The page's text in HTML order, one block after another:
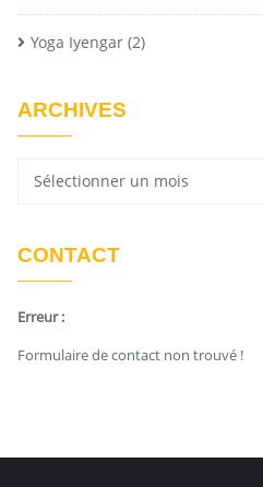
Yoga Iyengar (2)
ARCHIVES
CONTACT
Erreur :
Formulaire de contact non trouvé !